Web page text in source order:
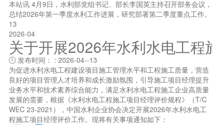
本站讯 4月9日，水利部党组书记、部长李国英主持召开部务会议，
总结2026年第一季度水利工作进展，研究部署第二季度重点工作。
13
2026-04
关于开展2026年水利水电工程
发布时间： : 2026-04--13
为促进水利水电工程建设项目施工管理水平和工程施工质量，营造
良好的项目管理人才培养和成长激励氛围，引导施工项目经理提升
业务水平和技术素养综合能力，满足水利水电工程施工企业高质量
发展的需要，根据《水利水电工程施工项目经理评价规程》（T/C
WEC 23-2021），中国水利企业协会决定开展2026年水利水电工
程施工项目经理评价工作。现将有关事项通知如下：